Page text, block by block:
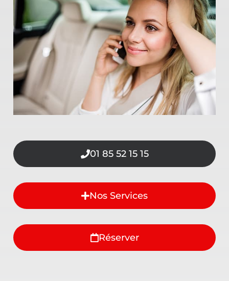
01 85 52 15 15
Nos Services
Réserver